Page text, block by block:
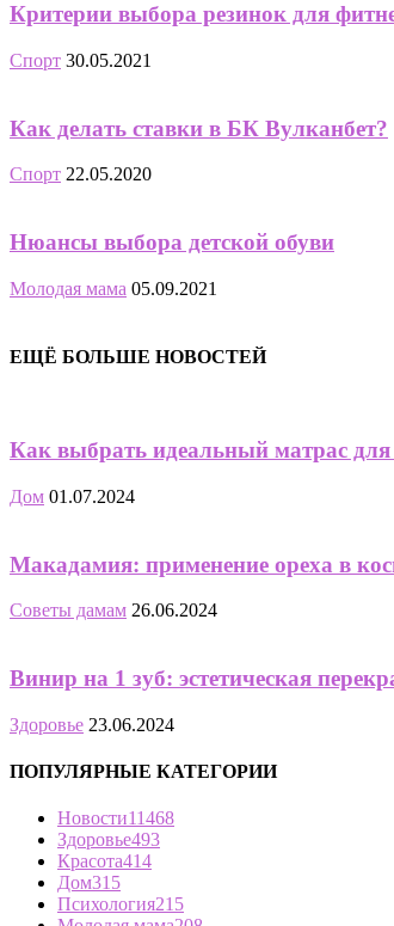
Критерии выбора резинок для
Спорт 30.05.2021
Как делать ставки в БК Вулканбет?
Спорт 22.05.2020
Нюансы выбора детской обуви
Молодая мама 05.09.2021
ЕЩЁ БОЛЬШЕ НОВОСТЕЙ
Как выбрать идеальный матрас для
Дом 01.07.2024
Макадамия: применение ореха в
Советы дамам 26.06.2024
Винир на 1 зуб: эстетическая
Здоровье 23.06.2024
ПОПУЛЯРНЫЕ КАТЕГОРИИ
Новости11468
Здоровье493
Красота414
Дом315
Психология215